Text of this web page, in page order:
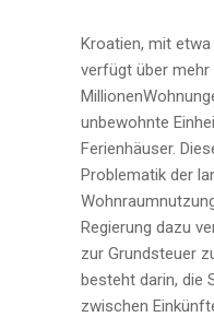
Kroatien, mit etwa
verfügt über mehr
unbewohnte
Ferienhäuser.
Problematik der
Regierung dazu
zur Grundsteuer
besteht darin, die
zwischen